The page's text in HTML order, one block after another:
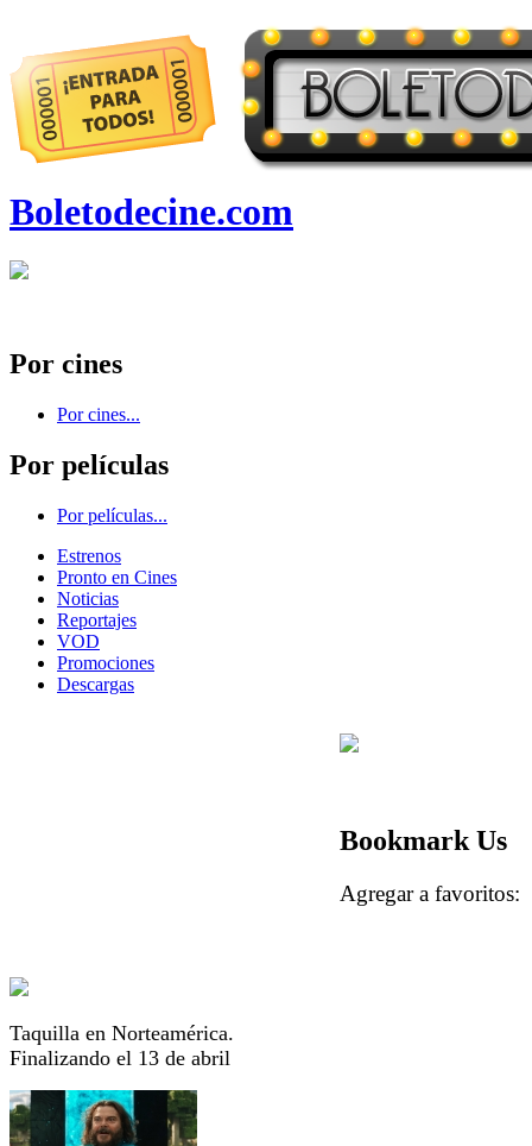
Boletodecine.com
Por cines
Por cines...
Por películas
Por películas...
Estrenos
Pronto en Cines
Noticias
Reportajes
VOD
Promociones
Descargas
Taquilla en Norteamérica.
Finalizando el 13 de abril
Bookmark Us
Agregar a